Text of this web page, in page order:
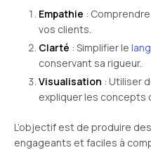
Empathie :
vos clients.
Clarté : Simplifier le
conservant sa rigueur.
Visualisation : Utiliser
expliquer les concepts
L’objectif est de produire
engageants et faciles à